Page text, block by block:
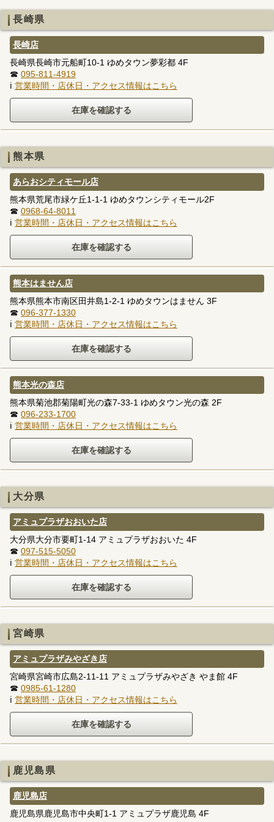
長崎県
長崎店
長崎県長崎市元船町10-1 ゆめタウン夢彩都 4F
☎ 095-811-4919
ℹ 営業時間・店休日・アクセス情報はこちら
熊本県
あらおシティモール店
熊本県荒尾市緑ケ丘1-1-1 ゆめタウンシティモール2F
☎ 0968-64-8011
ℹ 営業時間・店休日・アクセス情報はこちら
熊本はません店
熊本県熊本市南区田井島1-2-1 ゆめタウンはません 3F
☎ 096-377-1330
ℹ 営業時間・店休日・アクセス情報はこちら
熊本光の森店
熊本県菊池郡菊陽町光の森7-33-1 ゆめタウン光の森 2F
☎ 096-233-1700
ℹ 営業時間・店休日・アクセス情報はこちら
大分県
アミュプラザおおいた店
大分県大分市要町1-14 アミュプラザおおいた 4F
☎ 097-515-5050
ℹ 営業時間・店休日・アクセス情報はこちら
宮崎県
アミュプラザみやざき店
宮崎県宮崎市広島2-11-11 アミュプラザみやざき やま館 4F
☎ 0985-61-1280
ℹ 営業時間・店休日・アクセス情報はこちら
鹿児島県
鹿児島店
鹿児島県鹿児島市中央町1-1 アミュプラザ鹿児島 4F